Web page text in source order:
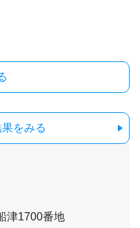
をみる
津1700番地